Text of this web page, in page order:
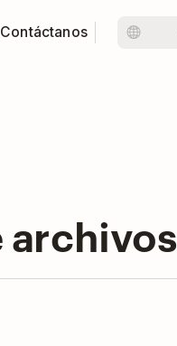
Contáctanos
archivos